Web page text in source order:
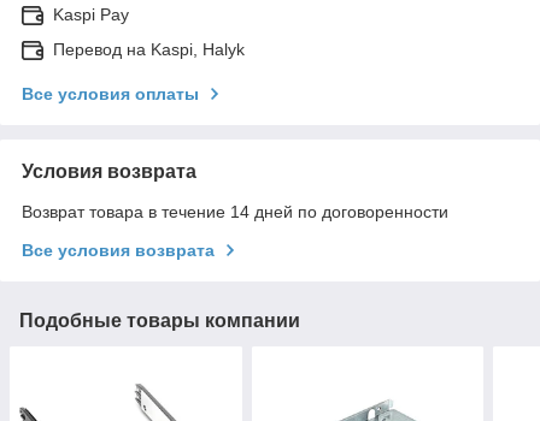
Kaspi Pay
Перевод на Kaspi, Halyk
Все условия оплаты
Условия возврата
Возврат товара в течение 14 дней по договоренности
Все условия возврата
Подобные товары компании